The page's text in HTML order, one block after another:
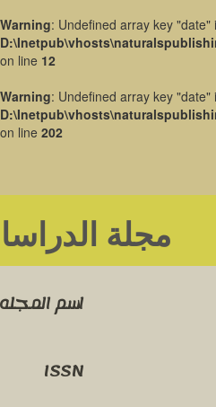
Warning: Undefined array key "date"
on line 12
Warning: Undefined array key "date"
on line 202
مجلة
اسم المجله
ISSN